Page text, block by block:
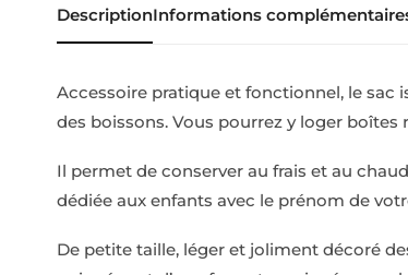
DescriptionInformations
Accessoire pratique et fonctionnel, le sac
des boissons. Vous pourrez y loger boîtes
Il permet de conserver au frais et au
dédiée aux enfants avec le prénom de
De petite taille, léger et joliment décoré